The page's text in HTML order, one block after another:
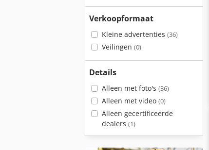
Verkoopformaat
Kleine advertenties (36)
Veilingen (0)
Details
Alleen met foto's (36)
Alleen met video (0)
Alleen gecertificeerde
dealers (1)